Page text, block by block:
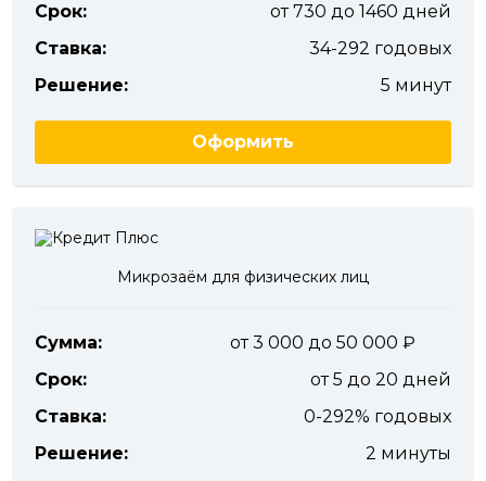
Срок:
от 730 до 1460 дней
Ставка:
34-292 годовых
Решение:
5 минут
Оформить
Микрозаём для физических лиц
Сумма:
от 3 000 до 50 000
Срок:
от 5 до 20 дней
Ставка:
0-292% годовых
Решение:
2 минуты